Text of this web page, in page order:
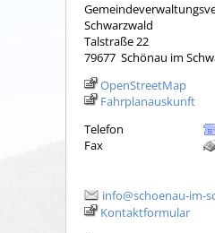
Schwarzwald
Talstraße 22
79677 Schönau im
OpenStreetMap
Fahrplanauskunft
Telefon
Fax
info@schoenau-im-
Kontaktformular